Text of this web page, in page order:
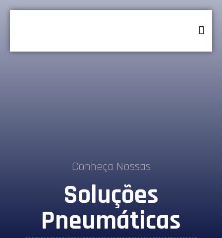
Conheça Nossas
Soluções
Pneumáticas